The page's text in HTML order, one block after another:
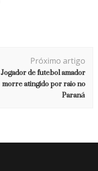
Próximo artigo
Jogador de futebol amador
morre atingido por raio no
Paraná